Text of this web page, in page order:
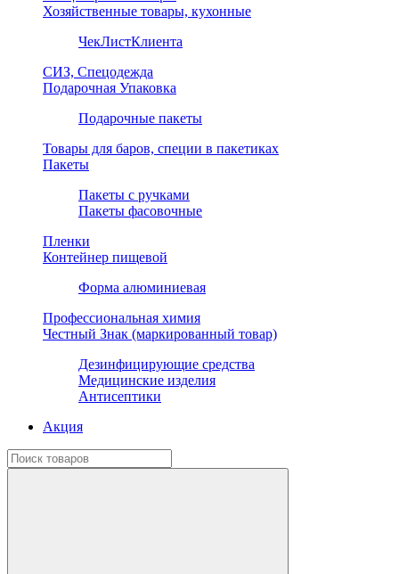
Хозяйственные товары, кухонные
ЧекЛистКлиента
СИЗ, Спецодежда
Подарочная Упаковка
Подарочные пакеты
Товары для баров, специи в пакетиках
Пакеты
Пакеты с ручками
Пакеты фасовочные
Пленки
Контейнер пищевой
Форма алюминиевая
Профессиональная химия
Честный Знак (маркированный товар)
Дезинфицирующие средства
Медицинские изделия
Антисептики
Акция